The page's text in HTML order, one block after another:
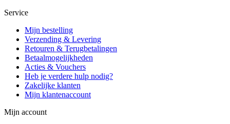
Service
Mijn bestelling
Verzending & Levering
Retouren & Terugbetalingen
Betaalmogelijkheden
Acties & Vouchers
Heb je verdere hulp nodig?
Zakelijke klanten
Mijn klantenaccount
Mijn account